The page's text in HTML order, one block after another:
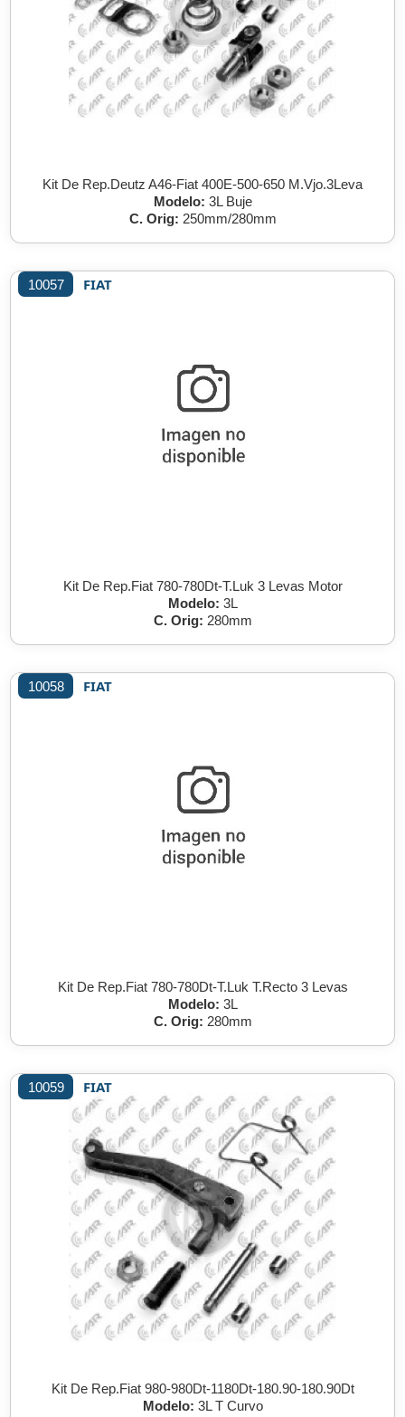
Kit De Rep.Deutz A46-Fiat 400E-500-650 M.Vjo.3Leva
Modelo: 3L Buje
C. Orig: 250mm/280mm
10057 FIAT
Kit De Rep.Fiat 780-780Dt-T.Luk 3 Levas Motor
Modelo: 3L
C. Orig: 280mm
10058 FIAT
Kit De Rep.Fiat 780-780Dt-T.Luk T.Recto 3 Levas
Modelo: 3L
C. Orig: 280mm
10059 FIAT
Kit De Rep.Fiat 980-980Dt-1180Dt-180.90-180.90Dt
Modelo: 3L T Curvo